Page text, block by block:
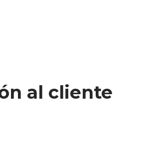
al cliente